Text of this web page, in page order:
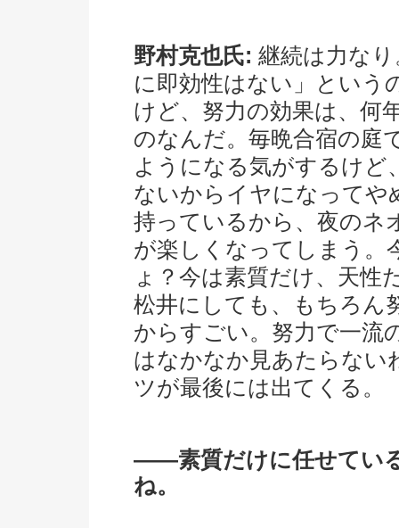
野村克也氏: 継続は力な
に即効性はない」という
けど、努力の効果は、何
のなんだ。毎晩合宿の庭
ようになる気がするけど
ないからイヤになってや
持っているから、夜のネ
が楽しくなってしまう。
ょ？今は素質だけ、天性
松井にしても、もちろん
からすごい。努力で一流
はなかなか見あたらない
ツが最後には出てくる。
――素質だけに任せてい
ね。